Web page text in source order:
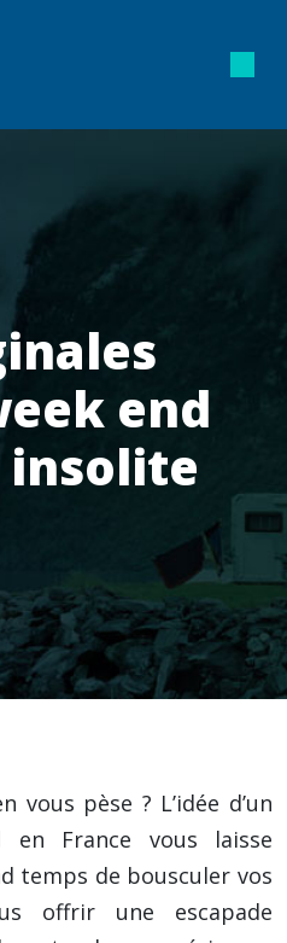
end
insolite
pèse ? L’idée d’un
en France vous laisse
temps de bousculer vos
offrir une escapade